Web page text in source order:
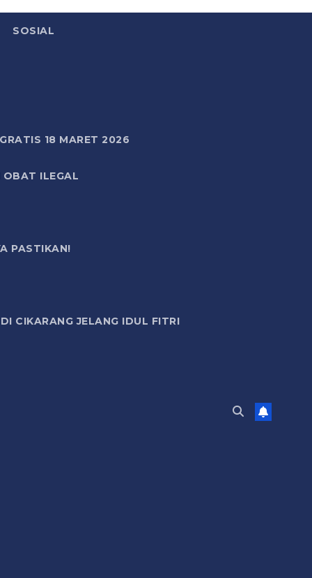
SOSIAL
18 MARET 2026
OBAT ILEGAL
PASTIKAN!
CIKARANG JELANG IDUL FITRI